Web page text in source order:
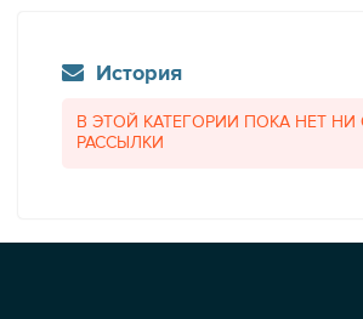
История
В ЭТОЙ КАТЕГОРИИ ПОКА НЕТ
РАССЫЛКИ